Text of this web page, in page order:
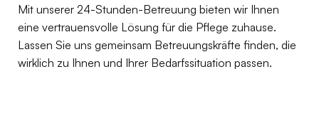
Mit unserer 24-Stunden-Betreuung bieten wir Ihnen
eine vertrauensvolle Lösung für die Pflege zuhause.
Lassen Sie uns gemeinsam Betreuungskräfte finden, die
wirklich zu Ihnen und Ihrer Bedarfssituation passen.